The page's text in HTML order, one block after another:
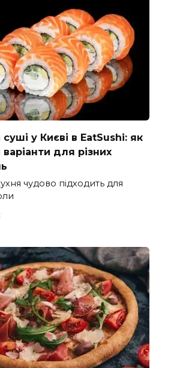
у Києві в EatSushi: як
варіанти для різних
чудово підходить для